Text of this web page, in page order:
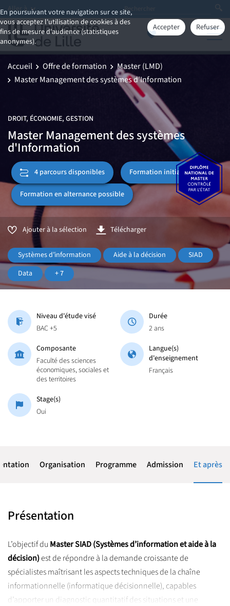
En poursuivant votre navigation sur ce site,
vous acceptez l'utilisation de cookies à des
fins de mesure d'audience (statistiques
anonymes).
Accepter Refuser
Aller à
Accueil Offre de formation
Master (LMD)
Master Management des systèmes d'Information
DROIT, ÉCONOMIE, GESTION
Master Management des systèmes
d'Information
4 parcours disponibles Formation initiale
Formation en alternance possible
Ajouter à la sélection Télécharger
Systèmes d’information Aide à la décision
SIAD
Data
+ 7
Niveau d'étude visé
BAC +5
Durée
2 ans
Composante
Faculté des sciences
économiques, sociales et
des territoires
Langue(s)
d'enseignement
Français
Stage(s)
Oui
Organisation Programme Admission Et après
Présentation
L’objectif du Master SIAD (Systèmes d’information et aide à la
décision)est de répondre à la demande croissante de
spécialistes maîtrisant les aspects techniques de la chaîne
informationnelle (informatique décisionnelle), capables
d’apporter un diagnostic quantitatif des situations et une